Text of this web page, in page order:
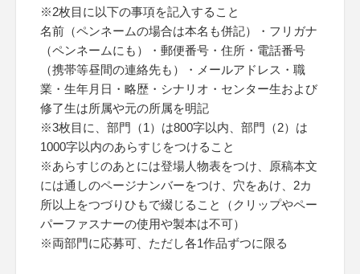
※2枚目に以下の事項を記入すること
名前（ペンネームの場合は本名も併記）・フリガナ
（ペンネームにも）・郵便番号・住所・電話番号
（携帯等昼間の連絡先も）・メールアドレス・職
業・生年月日・略歴・シナリオ・センター生および
修了生は所属や元の所属を明記
※3枚目に、部門（1）は800字以内、部門（2）は
1000字以内のあらすじをつけること
※あらすじのあとには登場人物表をつけ、原稿本文
には通しのページナンバーをつけ、穴をあけ、2カ
所以上をつづりひもで綴じること（クリップやペー
パーファスナーの使用や製本は不可）
※両部門に応募可、ただし各1作品ずつに限る